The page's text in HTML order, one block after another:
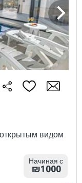
видом
Начиная с
₪1000